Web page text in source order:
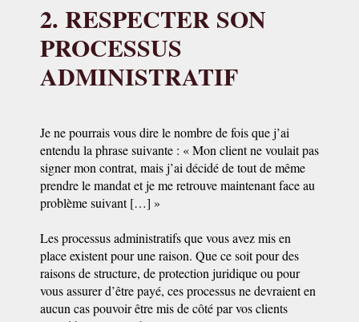
2. RESPECTER SON
PROCESSUS
ADMINISTRATIF
Je ne pourrais vous dire le nombre de fois que j’ai
entendu la phrase suivante : « Mon client ne voulait pas
signer mon contrat, mais j’ai décidé de tout de même
prendre le mandat et je me retrouve maintenant face au
problème suivant […] »
Les processus administratifs que vous avez mis en
place existent pour une raison. Que ce soit pour des
raisons de structure, de protection juridique ou pour
vous assurer d’être payé, ces processus ne devraient en
aucun cas pouvoir être mis de côté par vos clients